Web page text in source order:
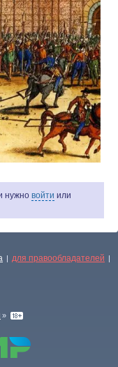
нужно войти или
| для правообладателей |
»